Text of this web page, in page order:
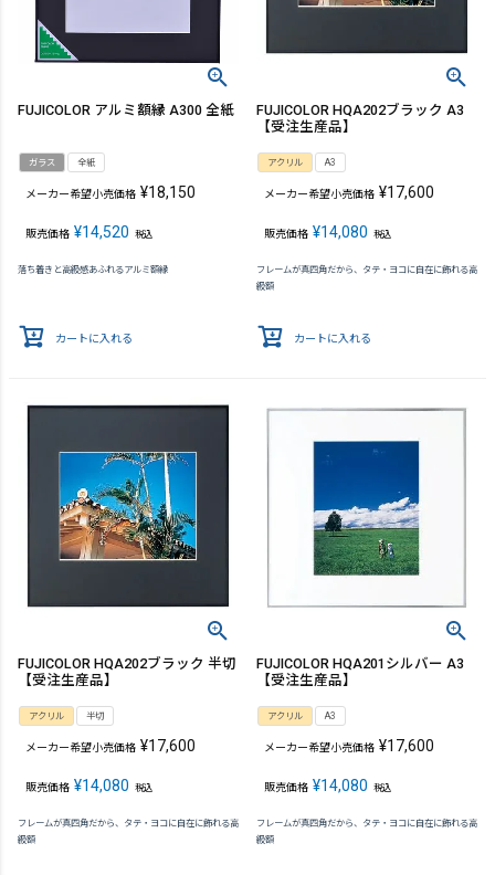
FUJICOLOR アルミ額縁 A300 全紙
ガラス 全紙
メーカー希望小売価格 ¥18,150
販売価格 ¥14,520 税込
落ち着きと高級感あふれるアルミ額縁
カートに入れる
FUJICOLOR HQA202ブラック A3
【受注生産品】
アクリル A3
メーカー希望小売価格 ¥17,600
販売価格 ¥14,080 税込
フレームが真四角だから、タテ・ヨコに自在に飾れる高
級額
カートに入れる
FUJICOLOR HQA202ブラック 半切
【受注生産品】
アクリル 半切
メーカー希望小売価格 ¥17,600
販売価格 ¥14,080 税込
フレームが真四角だから、タテ・ヨコに自在に飾れる高
級額
FUJICOLOR HQA201シルバー A3
【受注生産品】
アクリル A3
メーカー希望小売価格 ¥17,600
販売価格 ¥14,080 税込
フレームが真四角だから、タテ・ヨコに自在に飾れる高
級額